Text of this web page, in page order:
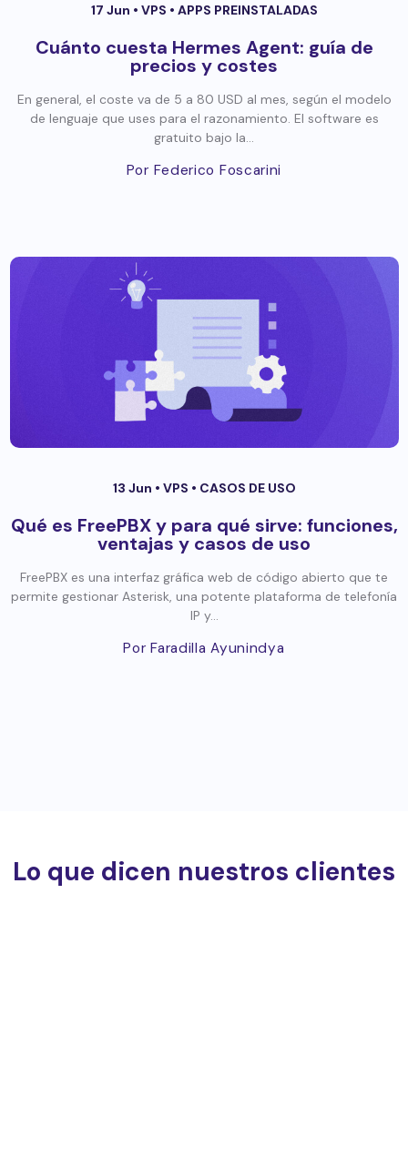
17 Jun • VPS • APPS PREINSTALADAS
Cuánto cuesta Hermes Agent: guía de
precios y costes
En general, el coste va de 5 a 80 USD al mes, según el modelo
de lenguaje que uses para el razonamiento. El software es
gratuito bajo la...
Por Federico Foscarini
13 Jun • VPS • CASOS DE USO
Qué es FreePBX y para qué sirve: funciones,
ventajas y casos de uso
FreePBX es una interfaz gráfica web de código abierto que te
permite gestionar Asterisk, una potente plataforma de telefonía
IP y...
Por Faradilla Ayunindya
Lo que dicen nuestros clientes